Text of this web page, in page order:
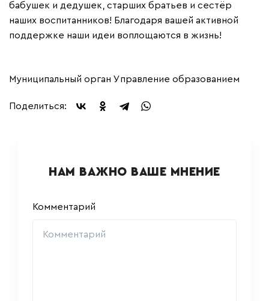
бабушек и дедушек, старших братьев и сестёр
наших воспитанников! Благодаря вашей активной
поддержке наши идеи воплощаются в жизнь!
Муниципальный орган Управление образованием
Поделиться:
НАМ ВАЖНО ВАШЕ МНЕНИЕ
Комментарий